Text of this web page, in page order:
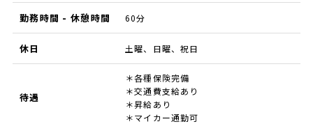
勤務時間 - 休憩時間 60分
休日 土曜、日曜、祝日
待遇
＊各種保険完備
＊交通費支給あり
＊昇給あり
＊マイカー通勤可